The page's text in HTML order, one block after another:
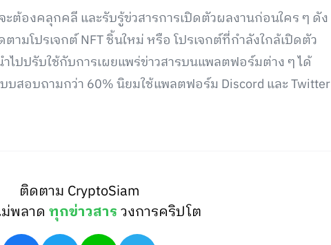
ต้องคลุกคลี และรับรู้ข่วสารการเปิดตัวผลงานก่อนใคร ๆ ดัง
ามโปรเจกต์ NFT ชิ้นใหม่ หรือ โปรเจกต์ที่กำลังใกล้เปิดตัว
ปปรับใช้กับการเผยแพร่ข่าวสารบนแพลตฟอร์มต่าง ๆ ได้
สอบถามกว่า 60% นิยมใช้แพลตฟอร์ม Discord และ Twitter
ติดตาม CryptoSiam
ม่พลาดทุกข่าวสารวงการคริปโต